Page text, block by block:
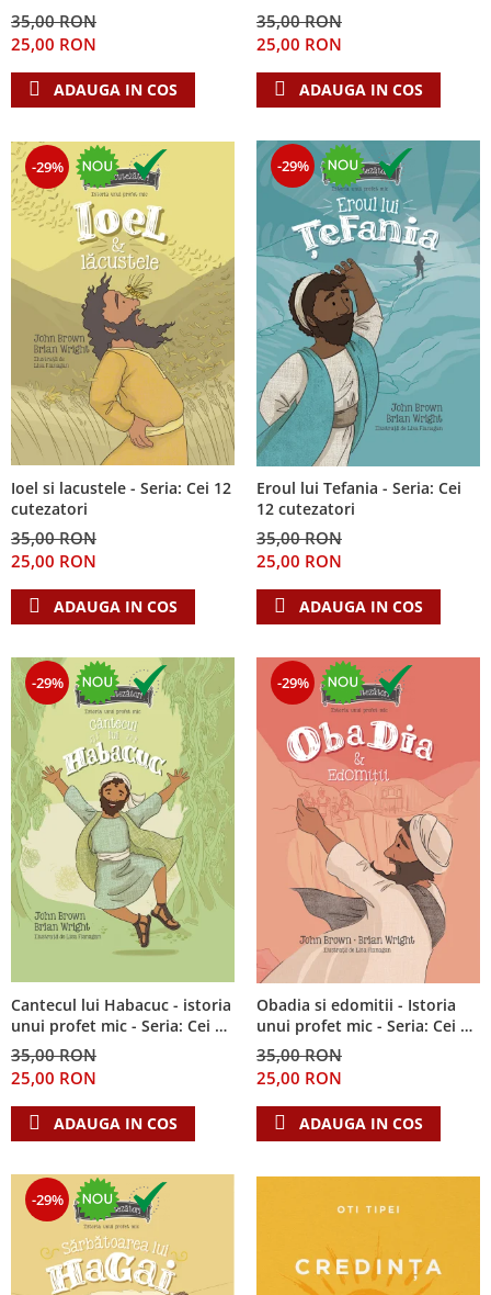
Dezvoltare personala
Mediu
35,00 RON
25,00 RON
ADAUGA IN COS
35,00 RON
25,00 RON
ADAUGA IN COS
-29%
Ioel si lacustele - Seria: Cei 12
cutezatori
35,00 RON
25,00 RON
ADAUGA IN COS
-29%
Eroul lui Tefania - Seria: Cei
12 cutezatori
35,00 RON
25,00 RON
ADAUGA IN COS
-29%
Cantecul lui Habacuc - istoria
unui profet mic - Seria: Cei 12
cutezatori
35,00 RON
25,00 RON
ADAUGA IN COS
-29%
Obadia si edomitii - Istoria
unui profet mic - Seria: Cei 12
cutezatori
35,00 RON
25,00 RON
ADAUGA IN COS
-29%